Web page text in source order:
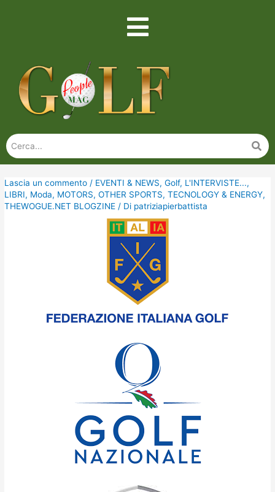
Lascia un commento / EVENTI & NEWS,Golf, L'INTERVISTE...,
LIBRI, Moda, MOTORS,OTHER SPORTS,TECNOLOGY & ENERGY,
THEWOGUE.NET BLOGZINE / Di patriziapierbattista